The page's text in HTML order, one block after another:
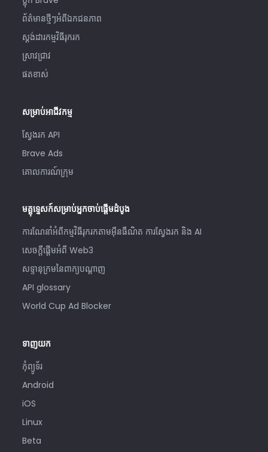
ព័ត៌មានថ្មីៗអំពីឯកជនភាព
ស្ដង់ដារកម្មវិធីរុករក
ស្រាវជ្រាវ
ផតខាស់
សម្រាប់អាជីវកម្ម
ស្វែងរក API
Brave Ads
គោលការណ៍ក្រុម
មគ្គុទ្ទេសក៍សម្រាប់អ្នកចាប់ផ្តើមដំបូង
ការណែនាំអំពីកម្មវិធីរុករកតាមអ៊ីនធឺណិត ការស្វែងរក និង AI
សេចក្តីផ្តើមអំពី Web3
សទ្ទានុក្រមនៃពាក្យបណ្ដាញ
API glossary
World Cup Ad Blocker
ទាញយក
កុំព្យូទ័រ
Android
iOS
Linux
Beta